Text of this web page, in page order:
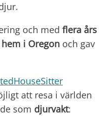
och med flera års
hem i Oregon och gav
att resa i världen
som djurvakt: